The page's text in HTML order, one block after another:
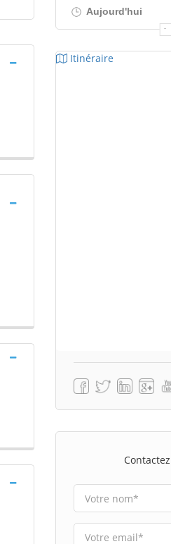
Aujourd'hui
Itinéraire
Contactez